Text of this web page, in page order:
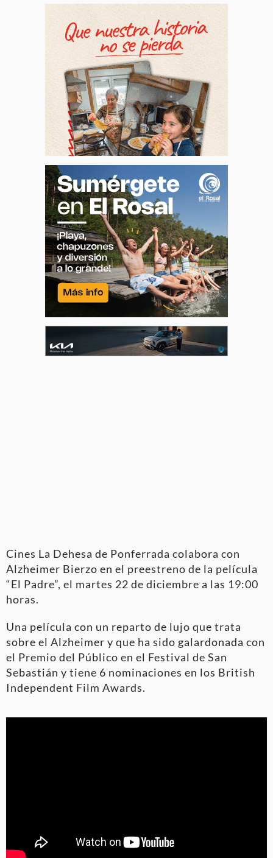
Cines La Dehesa de Ponferrada colabora con
Alzheimer Bierzo en el preestreno de la película
“El Padre”, el martes 22 de diciembre a las 19:00
horas.
Una película con un reparto de lujo que trata
sobre el Alzheimer y que ha sido galardonada con
el Premio del Público en el Festival de San
Sebastián y tiene 6 nominaciones en los British
Independent Film Awards.